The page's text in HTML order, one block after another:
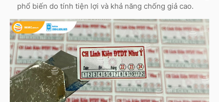
phổ biến do tính tiện lợi và khả năng chống giả cao.